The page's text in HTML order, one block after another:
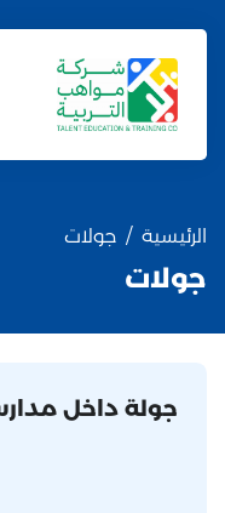
الرئيسية جولات
جولات
جولة داخل